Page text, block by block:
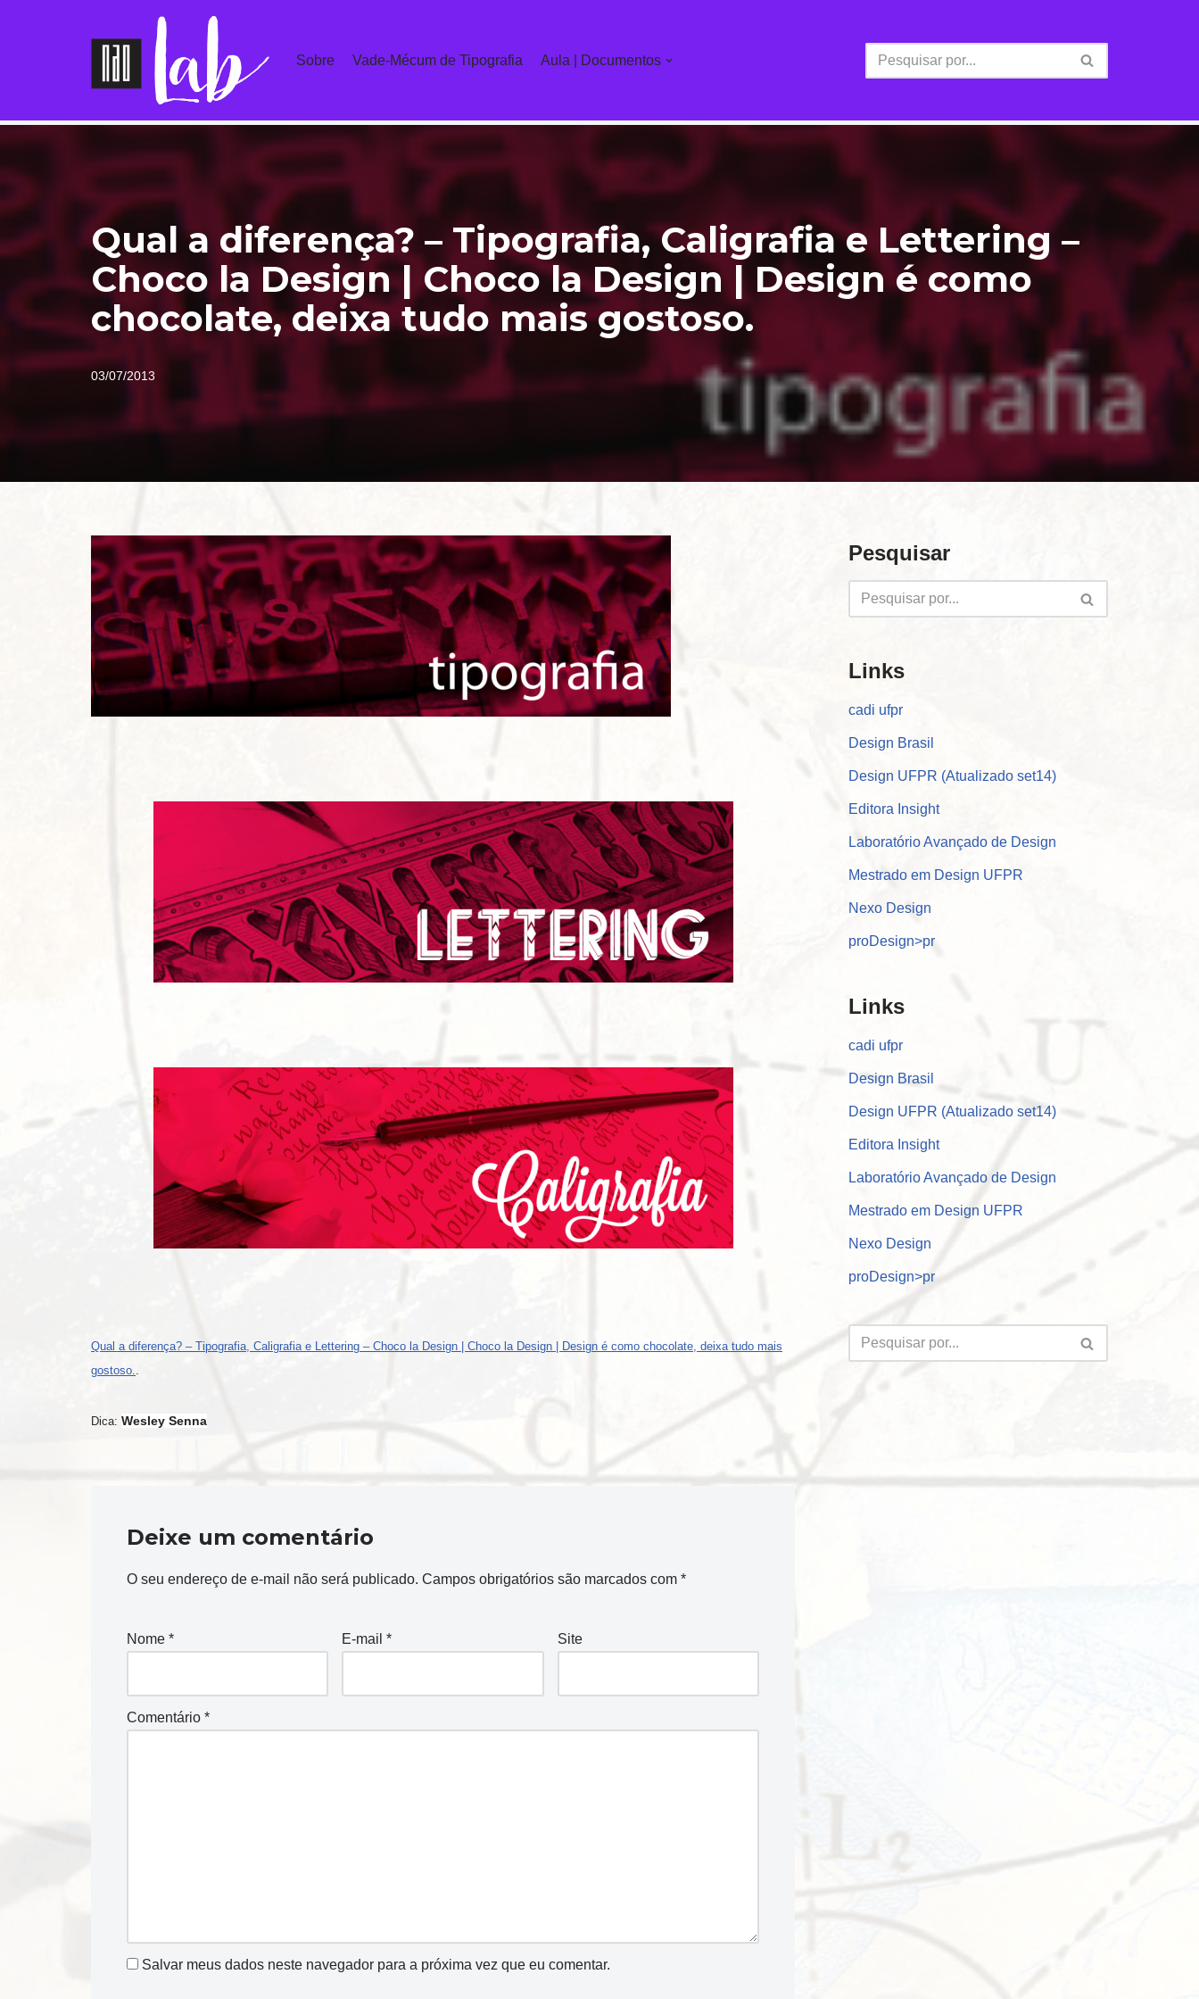
conteúdo
Sobre Vade-Mécum de Tipografia Aula | Documentos
Qual a diferença? – Tipografia, Caligrafia e Lettering –
Choco la Design | Choco la Design | Design é como
chocolate, deixa tudo mais gostoso.
03/07/2013
Qual a diferença? – Tipografia, Caligrafia e Lettering – Choco la Design | Choco la Design | Design é como chocolate, deixa tudo mais
gostoso..
Dica: Wesley Senna
Deixe um comentário
O seu endereço de e-mail não será publicado. Campos obrigatórios são marcados com *
Nome * E-mail* Site
Comentário *
Salvar meus dados neste navegador para a próxima vez que eu comentar.
Pesquisar
Links
cadi ufpr
Design Brasil
Design UFPR (Atualizado set14)
Editora Insight
Laboratório Avançado de Design
Mestrado em Design UFPR
Nexo Design
proDesign>pr
Links
cadi ufpr
Design Brasil
Design UFPR (Atualizado set14)
Editora Insight
Laboratório Avançado de Design
Mestrado em Design UFPR
Nexo Design
proDesign>pr